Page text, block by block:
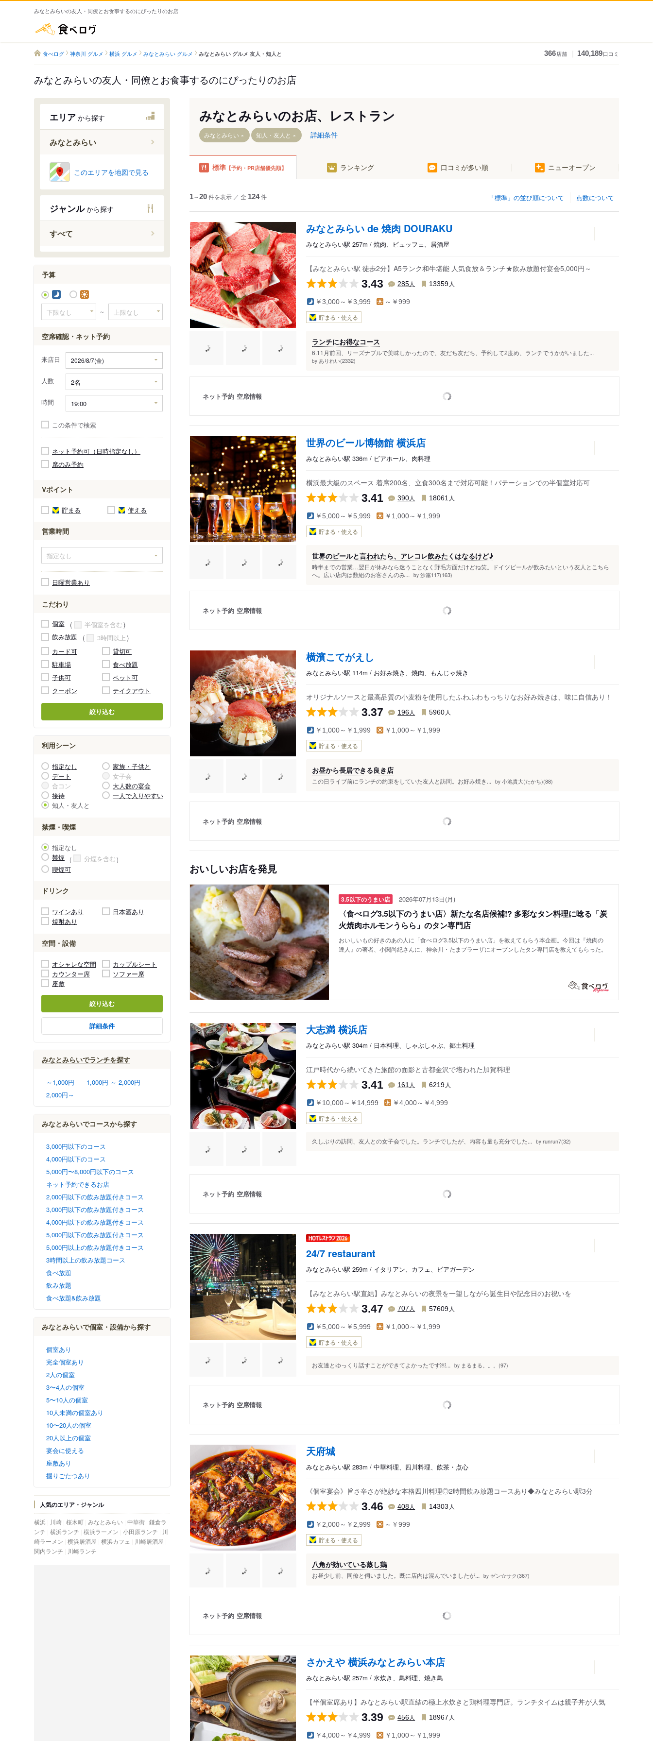
みなとみらいの友人・同僚とお食事するのにぴったりのお店
食べログ 神奈川 グルメ 横浜 グルメ みなとみらい グルメ みなとみらい グルメ 友人・知人と 366店舗 140,189口コミ
みなとみらいの友人・同僚とお食事するのにぴったりのお店
エリア から探す
みなとみらい
新高島駅
このエリアを地図で見る
ジャンルから探す
すべて
予算
～
空席確認・ネット予約
来店日
人数
時間
この条件で検索
ネット予約可（日時指定なし）
席のみ予約
Vポイント
貯まる 使える
営業時間
日曜営業あり
こだわり
個室
半個室を含む
飲み放題
3時間以上
カード可
貸切可
駐車場
食べ放題
子供可
ペット可
クーポン
テイクアウト
絞り込む
利用シーン
指定なし
家族・子供と
デート
女子会
合コン
大人数の宴会
接待
一人で入りやすい
知人・友人と
禁煙・喫煙
指定なし
禁煙
分煙を含む
喫煙可
ドリンク
ワインあり
日本酒あり
焼酎あり
空間・設備
オシャレな空間
カップルシート
カウンター席
ソファー席
座敷
絞り込む
詳細条件
みなとみらいでランチを探す
～1,000円
1,000円 ～ 2,000円
2,000円～
みなとみらいでコースから探す
3,000円以下のコース
4,000円以下のコース
5,000円〜8,000円以下のコース
ネット予約できるお店
2,000円以下の飲み放題付きコース
3,000円以下の飲み放題付きコース
4,000円以下の飲み放題付きコース
5,000円以下の飲み放題付きコース
5,000円以上の飲み放題付きコース
3時間以上の飲み放題コース
食べ放題
飲み放題
食べ放題&飲み放題
みなとみらいで個室・設備から探す
個室あり
完全個室あり
2人の個室
3〜4人の個室
5〜10人の個室
10人未満の個室あり
10〜20人の個室
20人以上の個室
宴会に使える
座敷あり
掘りごたつあり
人気のエリア・ジャンル
横浜 川崎 桜木町 みなとみらい 中華街 鎌倉ラ
ンチ 横浜ランチ 横浜ラーメン 小田原ランチ
川
崎ラーメン 横浜居酒屋 横浜カフェ
川崎居酒屋
関内ランチ
川崎ランチ
みなとみらいのお店、レストラン
みなとみらい 知人・友人と 詳細条件
標準 【予約・PR店舗優先順】 ランキング 口コミが多い順 ニューオープン
点数について
「標準」の並び順について
1～20件を表示 ／ 全 124件
みなとみらい de 焼肉 DOURAKU
みなとみらい駅 257m / 焼肉、ビュッフェ、居酒屋
【みなとみらい駅 徒歩2分】A5ランク和牛堪能 人気食放＆ランチ★飲み放題付宴会5,000円～
3.43 285人 13359 人
￥3,000～￥3,999 ～￥999
貯まる・使える
ランチにお得なコース
6.11月前回、リーズナブルで美味しかったので、友だち友だち、予約して2度め、ランチでうかがいました...
by ありれい(2332)
ネット予約 空席情報
世界のビール博物館 横浜店
みなとみらい駅 336m / ビアホール、肉料理
横浜最大級のスペース 着席200名、立食300名まで対応可能！パテーションでの半個室対応可
3.41 390人 18061 人
￥5,000～￥5,999 ￥1,000～￥1,999
貯まる・使える
世界のビールと言われたら、アレコレ飲みたくはなるけど♪
時半までの営業…翌日が休みなら迷うことなく野毛方面だけどね笑。ドイツビールが飲みたいという友人とこちら
へ。広い店内は数組のお客さんのみ...
by 沙霧117(163)
ネット予約 空席情報
横濱こてがえし
みなとみらい駅 114m / お好み焼き、焼肉、もんじゃ焼き
オリジナルソースと最高品質の小麦粉を使用したふわふわもっちりなお好み焼きは、味に自信あり！
3.37 196人 5960 人
￥1,000～￥1,999 ￥1,000～￥1,999
貯まる・使える
お昼から長居できる良き店
この日ライブ前にランチの約束をしていた友人と訪問。お好み焼き... by 小池貴大(たかち)(88)
ネット予約 空席情報
おいしいお店を発見
3.5以下のうまい店 2026年07月13日(月)
〈食べログ3.5以下のうまい店〉新たな名店候補!? 多彩なタン料理に唸る「炭
火焼肉ホルモンうらら」のタン専門店
おいしいもの好きのあの人に「食べログ3.5以下のうまい店」を教えてもらう本企画。今回は『焼肉の
達人』の著者、小関尚紀さんに、神奈川・たまプラーザにオープンしたタン専門店を教えてもらった。
大志満 横浜店
みなとみらい駅 304m / 日本料理、しゃぶしゃぶ、郷土料理
江戸時代から続いてきた旅館の面影と古都金沢で培われた加賀料理
3.41 161 人 6219 人
￥10,000～￥14,999 ￥4,000～￥4,999
貯まる・使える
久しぶりの訪問、友人との女子会でした。ランチでしたが、内容も量も充分でした... by runrun7(32)
ネット予約 空席情報
24/7 restaurant
みなとみらい駅 259m / イタリアン、カフェ、ビアガーデン
【みなとみらい駅直結】みなとみらいの夜景を一望しながら誕生日や記念日のお祝いを
3.47 707 人 57609 人
￥5,000～￥5,999 ￥1,000～￥1,999
貯まる・使える
お友達とゆっくり話すことができてよかったです￼... by まるまる。。。(97)
ネット予約 空席情報
天府城
みなとみらい駅 283m / 中華料理、四川料理、飲茶・点心
《個室宴会》旨さ辛さが絶妙な本格四川料理◎2時間飲み放題コースあり◆みなとみらい駅3分
3.46 408人 14303 人
￥2,000～￥2,999 ～￥999
貯まる・使える
八角が効いている蒸し鶏
お昼少し前、同僚と伺いました。既に店内は混んでいましたが... by ゼン☆サク(367)
ネット予約 空席情報
さかえや 横浜みなとみらい本店
みなとみらい駅 257m / 水炊き、鳥料理、焼き鳥
【半個室席あり】みなとみらい駅直結の極上水炊きと鶏料理専門店。ランチタイムは親子丼が人気
3.39 456人 18967 人
￥4,000～￥4,999 ￥1,000～￥1,999